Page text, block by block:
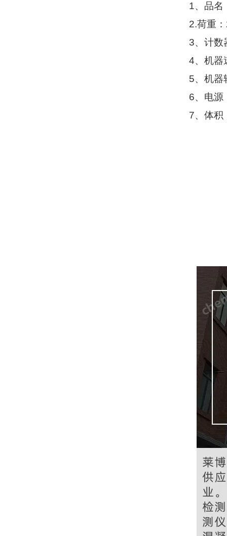
1、品名
2.荷重：
3、计数
4、机器
5、机器
6、电源
7、体积